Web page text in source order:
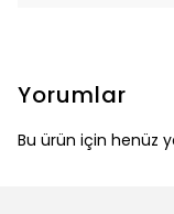
Yorumlar
Bu ürün için henüz